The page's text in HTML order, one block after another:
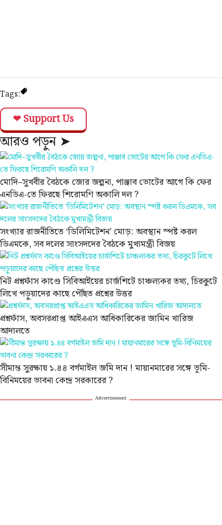
Tags:
❤ Support Us
আরও পড়ুন ➤
মোদি–সুখবীর বৈঠকে জোর জল্পনা, পাঞ্জাব ভোটের আগে কি ফের
এনডিএ-তে ফিরছে শিরোমণি অকালি দল ?
সংখ্যার রাজনীতিতে ‘ডিলিমিটেশন’ মোড়: অবস্থান স্পষ্ট করল
ডিএমকে, সব দলের সাংসদদের বৈঠকে মুখ্যমন্ত্রী বিজয়
নিট প্রশ্নফাঁস কাণ্ডে সিবিআইয়ের চার্জশিটে চাঞ্চল্যকর তথ্য, চিরকুটে
লিখে পড়ুয়াদের কাছে পৌঁছত প্রশ্নের উত্তর
প্রশ্নফাঁস, অবসরপ্রাপ্ত আইএএস আধিকারিকের জামিন খারিজ
আদালতে
সীমান্ত সুরক্ষায় ১.৪৪ বর্গমাইল জমি দান ! মায়ানমারের সঙ্গে ভূমি-
বিনিময়ের ভাবনা কেন্দ্র সরকারের ?
Advertisement